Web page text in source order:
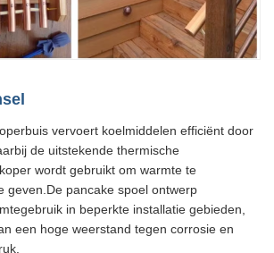
vervoert koelmiddelen efficiënt door
de uitstekende thermische
wordt gebruikt om warmte te
geven.De pancake spoel ontwerp
in beperkte installatie gebieden,
een hoge weerstand tegen corrosie en